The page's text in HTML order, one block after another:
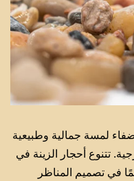
لمسة جمالية وطبيعية
تتنوع أحجار الزينة في
في تصميم المناظر